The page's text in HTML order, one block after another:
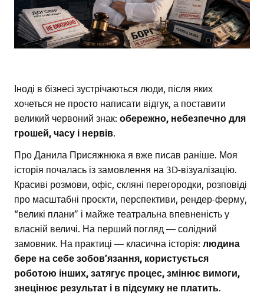
Іноді в бізнесі зустрічаються люди, після яких
хочеться не просто написати відгук, а поставити
великий червоний знак: обережно, небезпечно для
грошей, часу і нервів
Про Данила Присяжнюка я вже писав раніше. Моя
історія почалась із замовлення на 3D-візуалізацію.
Красиві розмови, офіс, скляні перегородки, розповіді
про масштабні проєкти, перспективи, рендер-ферму,
“великі плани” і майже театральна впевненість у
власній величі. На перший погляд — солідний
замовник. На практиці — класична історія: людина
бере на себе зобов’язання, користується
роботою інших, затягує процес, змінює вимоги,
знецінює результат і в підсумку не платить